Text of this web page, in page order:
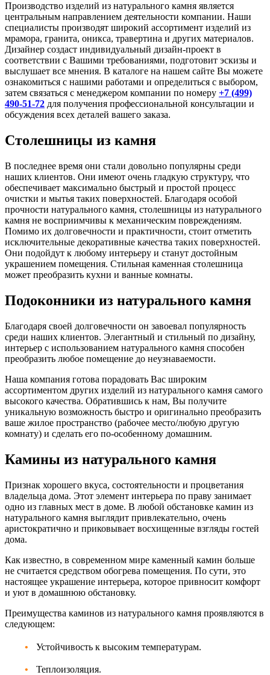
Производство изделий из натурального камня является
центральным направлением деятельности компании. Наши
специалисты производят широкий ассортимент изделий из
мрамора, гранита, оникса, травертина и других материалов.
Дизайнер создаст индивидуальный дизайн-проект в
соответствии с Вашими требованиями, подготовит эскизы и
выслушает все мнения. В каталоге на нашем сайте Вы можете
ознакомиться с нашими работами и определиться с выбором,
затем связаться с менеджером компании по номеру +7 (499)
490-51-72 для получения профессиональной консультации и
обсуждения всех деталей вашего заказа.
Столешницы из камня
В последнее время они стали довольно популярны среди
наших клиентов. Они имеют очень гладкую структуру, что
обеспечивает максимально быстрый и простой процесс
очистки и мытья таких поверхностей. Благодаря особой
прочности натурального камня, столешницы из натурального
камня не восприимчивы к механическим повреждениям.
Помимо их долговечности и практичности, стоит отметить
исключительные декоративные качества таких поверхностей.
Они подойдут к любому интерьеру и станут достойным
украшением помещения. Стильная каменная столешница
может преобразить кухни и ванные комнаты.
Подоконники из натурального камня
Благодаря своей долговечности он завоевал популярность
среди наших клиентов. Элегантный и стильный по дизайну,
интерьер с использованием натурального камня способен
преобразить любое помещение до неузнаваемости.
Наша компания готова порадовать Вас широким
ассортиментом других изделий из натурального камня самого
высокого качества. Обратившись к нам, Вы получите
уникальную возможность быстро и оригинально преобразить
ваше жилое пространство (рабочее место/любую другую
комнату) и сделать его по-особенному домашним.
Камины из натурального камня
Признак хорошего вкуса, состоятельности и процветания
владельца дома. Этот элемент интерьера по праву занимает
одно из главных мест в доме. В любой обстановке камин из
натурального камня выглядит привлекательно, очень
аристократично и приковывает восхищенные взгляды гостей
дома.
Как известно, в современном мире каменный камин больше
не считается средством обогрева помещения. По сути, это
настоящее украшение интерьера, которое привносит комфорт
и уют в домашнюю обстановку.
Преимущества каминов из натурального камня проявляются в
следующем:
Устойчивость к высоким температурам.
Теплоизоляция.